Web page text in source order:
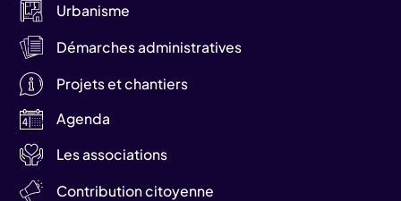
Urbanisme
Démarches administratives
Projets et chantiers
Agenda
Les associations
Contribution citoyenne